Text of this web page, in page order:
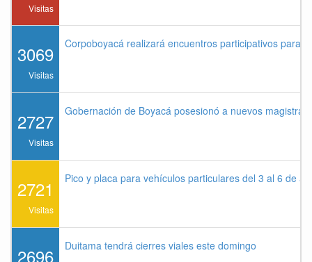
Visitas
3069
Visitas
Corpoboyacá realizará encuentros participativos para
2727
Visitas
Gobernación de Boyacá posesionó a nuevos
2721
Visitas
Pico y placa para vehículos particulares del 3 al 6 de
2696 Duitama tendrá cierres viales este domingo